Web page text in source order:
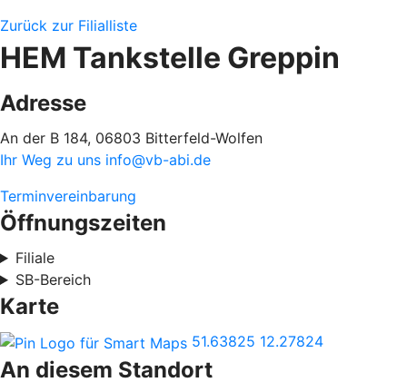
Zurück zur Filialliste
HEM Tankstelle Greppin
Adresse
An der B 184, 06803 Bitterfeld-Wolfen
Ihr Weg zu uns info@vb-abi.de
Terminvereinbarung
Öffnungszeiten
Filiale
SB-Bereich
Karte
51.63825 12.27824
An diesem Standort